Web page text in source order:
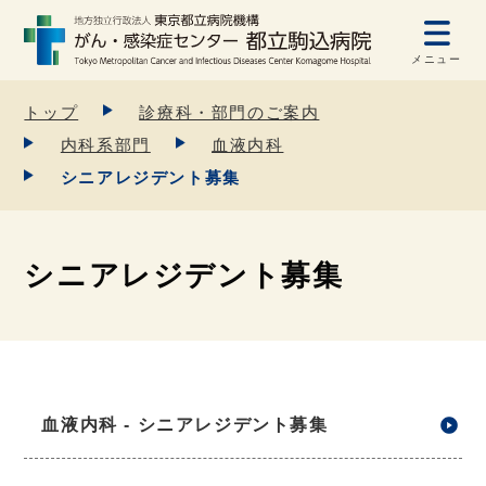
メニュー
トップ
診療科・部門のご案内
内科系部門
血液内科
シニアレジデント募集
シニアレジデント募集
血液内科 - シニアレジデント募集